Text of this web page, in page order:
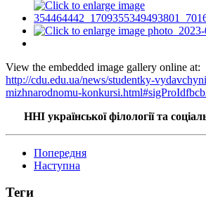
View the embedded image gallery online at:
http://cdu.edu.ua/news/studentky-
mizhnarodnomu-
ННІ української філології та
Попередня
Наступна
Теги